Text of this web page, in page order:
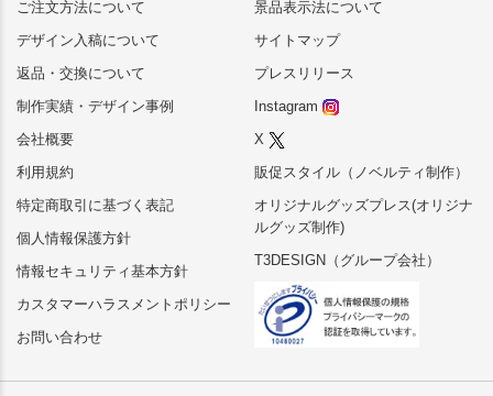
ご注文方法について
デザイン入稿について
返品・交換について
制作実績・デザイン事例
会社概要
利用規約
特定商取引に基づく表記
個人情報保護方針
情報セキュリティ基本方針
カスタマーハラスメントポリシー
お問い合わせ
景品表示法について
サイトマップ
プレスリリース
Instagram
X
販促スタイル（ノベルティ制作）
オリジナルグッズプレス(オリジナ
ルグッズ制作)
T3DESIGN（グループ会社）